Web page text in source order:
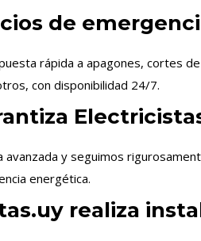
de
rápida a apagones, cortes
con disponibilidad 24/7.
avanzada y seguimos
energética.
realiza